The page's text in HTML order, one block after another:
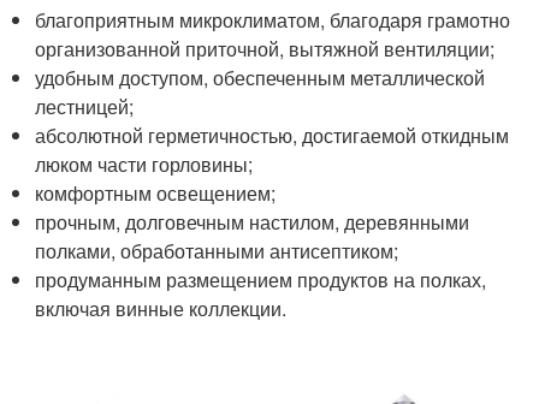
благоприятным микроклиматом, благодаря грамотно
организованной приточной, вытяжной вентиляции;
удобным доступом, обеспеченным металлической
лестницей;
абсолютной герметичностью, достигаемой откидным
люком части горловины;
комфортным освещением;
прочным, долговечным настилом, деревянными
полками, обработанными антисептиком;
продуманным размещением продуктов на полках,
включая винные коллекции.